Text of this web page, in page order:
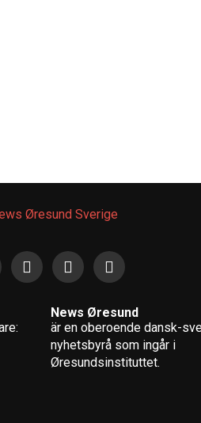
News Øresund
är en oberoende dansk-
nyhets­byrå som ingår i
Øresundsinstituttet.